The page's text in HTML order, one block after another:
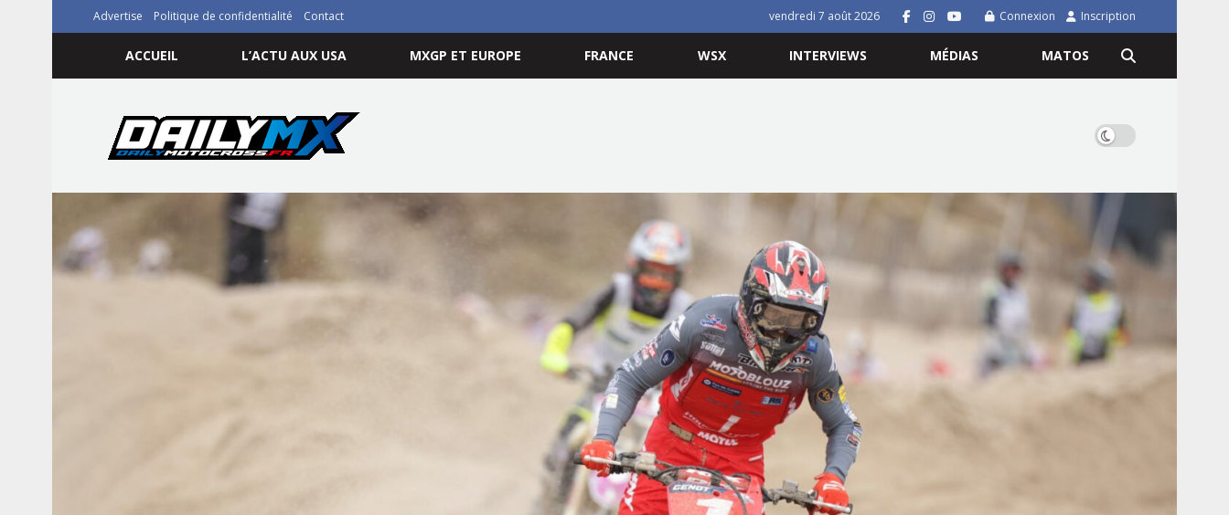
Advertise Politique de confidentialité Contact vendredi 7 août 2026 Connexion Inscription
ACCUEIL L’ACTU AUX USA MXGP ET EUROPE FRANCE WSX INTERVIEWS MÉDIAS MATOS